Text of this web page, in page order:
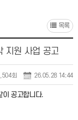
목록
지원 사업 공고
회 26.05.28 14:44
공고합니다.